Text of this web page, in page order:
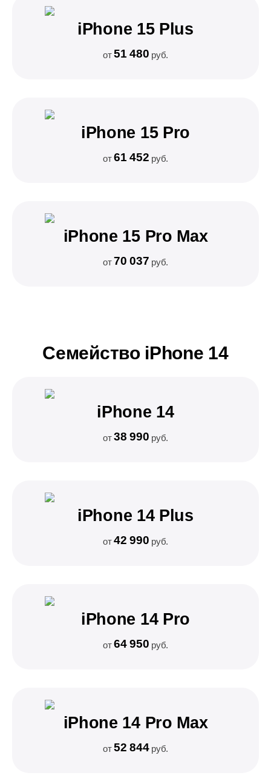
iPhone 15 Plus
от51 480 руб.
iPhone 15 Pro
от61 452 руб.
iPhone 15 Pro Max
от70 037 руб.
Семейство iPhone 14
iPhone 14
от38 990 руб.
iPhone 14 Plus
от42 990 руб.
iPhone 14 Pro
от64 950 руб.
iPhone 14 Pro Max
от52 844руб.